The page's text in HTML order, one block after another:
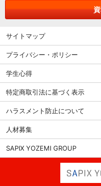
サイトマップ
プライバシー・ポリシー
学生心得
特定商取引法に基づく表示
ハラスメント防止について
人材募集
SAPIX YOZEMI GROUP